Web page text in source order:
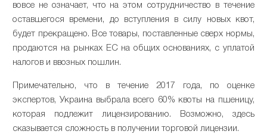
вовсе не означает, что на этом сотрудничество в течение
оставшегося времени, до вступления в силу новых квот,
будет прекращено. Все товары, поставленные сверх нормы,
продаются на рынках ЕС на общих основаниях, с уплатой
налогов и ввозных пошлин.
Примечательно, что в течение 2017 года, по оценке
экспертов, Украина выбрала всего 60% квоты на пшеницу,
которая подлежит лицензированию. Возможно, здесь
сказывается сложность в получении торговой лицензии.